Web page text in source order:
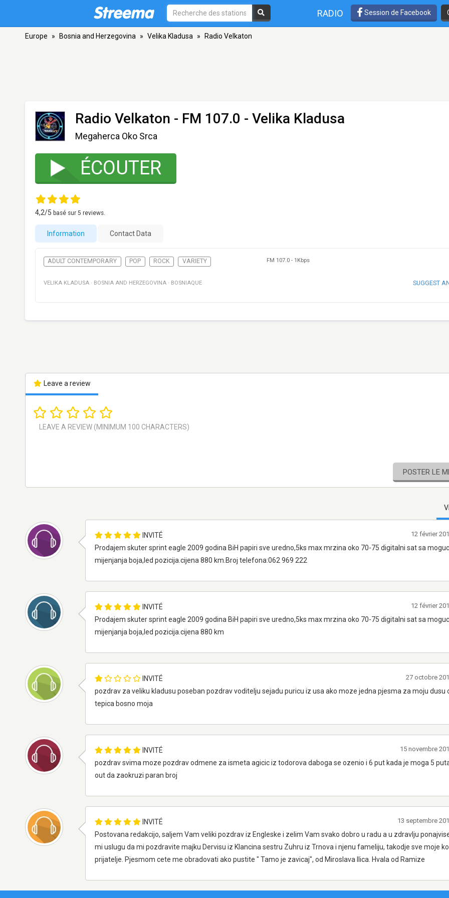
RADIO Session de Facebook
Europe » Bosnia and Herzegovina » Velika Kladusa » Radio Velkaton
Radio Velkaton - FM 107.0 - Velika Kladusa
Megaherca Oko Srca
ÉCOUTER
4,2/5 basé sur 5 reviews.
Information Contact Data
ADULT CONTEMPORARY POP ROCK VARIETY FM 107.0 - 1Kbps
VELIKA KLADUSA · BOSNIA AND HERZEGOVINA · BOSNIAQUE SUGGEST
Leave a review
POSTER LE
INVITÉ
Prodajem skuter sprint eagle 2009 godina BiH papiri sve uredno,5ks max mrzina oko 70-75 digitalni sat sa
mijenjanja boja,led pozicija.cijena 880 km.Broj telefona:062 969 222
12 février
INVITÉ
Prodajem skuter sprint eagle 2009 godina BiH papiri sve uredno,5ks max mrzina oko 70-75 digitalni sat sa
mijenjanja boja,led pozicija.cijena 880 km
12 février
INVITÉ
pozdrav za veliku kladusu poseban pozdrav voditelju sejadu puricu iz usa ako moze jedna pjesma za moju dusu
tepica bosno moja
27 octobre
INVITÉ
pozdrav svima moze pozdrav odmene za ismeta agicic iz todorova daboga se ozenio i 6 put kada je moga 5
out da zaokruzi paran broj
15 novembre
INVITÉ
Postovana redakcijo, saljem Vam veliki pozdrav iz Engleske i zelim Vam svako dobro u radu a u zdravlju
mi uslugu da mi pozdravite majku Dervisu iz Klancina sestru Zuhru iz Trnova i njenu fameliju, takodje sve moje
prijatelje. Pjesmom cete me obradovati ako pustite " Tamo je zavicaj", od Miroslava Ilica. Hvala od Ramize
13 septembre